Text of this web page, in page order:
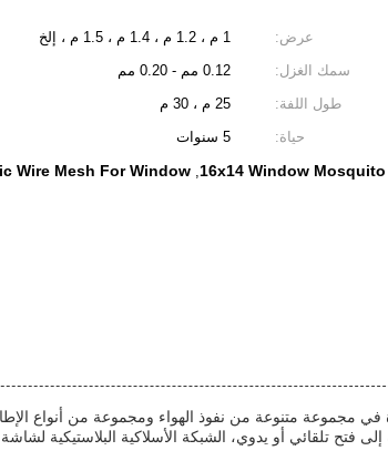
عرض:
1 م ، 1.2 م ، 1.4 م ، 1.5 م ، إلخ
سمك الغزل:
0.12 مم - 0.20 مم
طول اللفة:
25 م ، 30 م
حياة:
5 سنوات
16x14 Window Mosquito
,
Wire Mesh For Window
متنوعة من نفوذ الهواء ومجموعة من أنواع
تلقائي أو يدوي، الشبكة الأسلاكية البلاستيكية لشاشة